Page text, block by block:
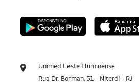
Unimed Leste Fluminense
Rua Dr. Borman, 51 - Niterói - RJ